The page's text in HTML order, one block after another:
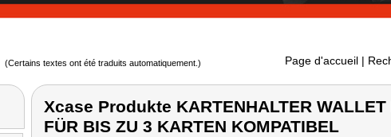
(Certains textes ont été traduits automatiquement.) Page d'accueil |
Xcase Produkte KARTENHALTER
FÜR BIS ZU 3 KARTEN KOMPATIBEL